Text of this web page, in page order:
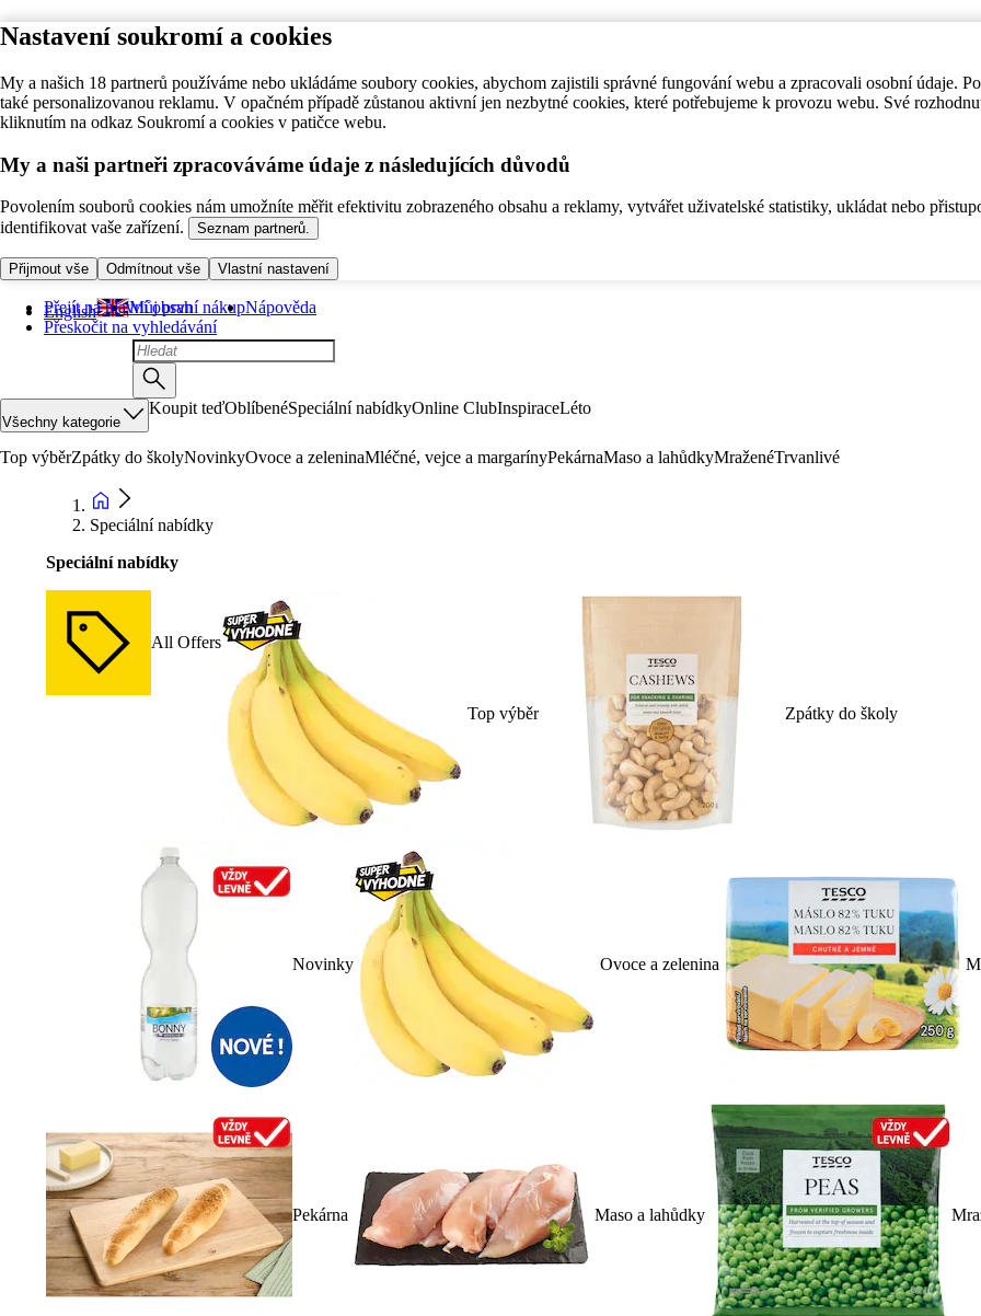
Nastavení soukromí a cookies
My a našich 18 partnerů používáme nebo ukládáme soubory cookies, abychom zajistili správné fungování webu a zpracovali osobní údaje.
také personalizovanou reklamu. V opačném případě zůstanou aktivní jen nezbytné cookies, které potřebujeme k provozu webu. Své
kliknutím na odkaz Soukromí a cookies v patičce webu.
My a naši partneři zpracováváme údaje z následujících důvodů
Povolením souborů cookies nám umožníte měřit efektivitu zobrazeného obsahu a reklamy, vytvářet uživatelské statistiky, ukládat nebo
identifikovat vaše zařízení.
Seznam partnerů.
Přijmout vše Odmítnout vše Vlastní nastavení
Přejít na hlavní obsah
Přeskočit na vyhledávání
English Můj první nákupNápověda
Všechny kategorie
Koupit teďOblíbenéSpeciální nabídkyOnline ClubInspiraceLéto
Top výběrZpátky do školyNovinkyOvoce a zeleninaMléčné, vejce a margarínyPekárnaMaso a lahůdkyMraženéTrvanlivé
Speciální nabídky
Speciální nabídky
All Offers
Top výběr Zpátky do školy
Novinky Ovoce a zelenina
Pekárna Maso a lahůdky